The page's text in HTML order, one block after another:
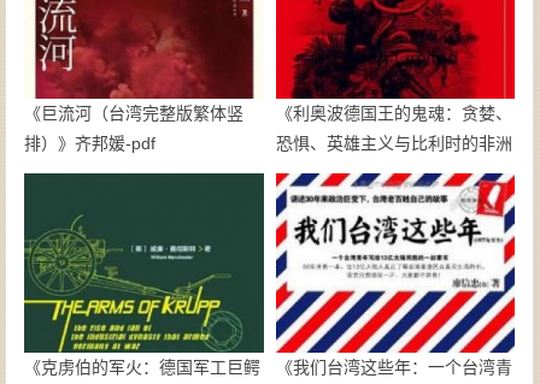
《巨流河（台湾完整版繁体竖
排）》齐邦媛-pdf
《利奥波德国王的鬼魂：贪婪、
恐惧、英雄主义与比利时的非洲
殖民地》亚当·霍赫希尔德-pdf
《克虏伯的军火：德国军工巨鳄
《我们台湾这些年：一个台湾青